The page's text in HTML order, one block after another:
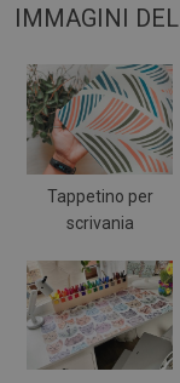
IMMAGINI DEL
Tappetino per
scrivania